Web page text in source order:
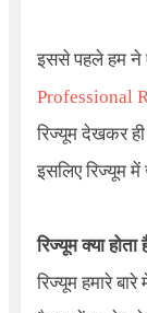
इससे पहले हम ने
Professional
रिज्यूम देखकर
इसलिए रिज्यूम में
रिज्यूम क्या
रिज्यूम हमारे